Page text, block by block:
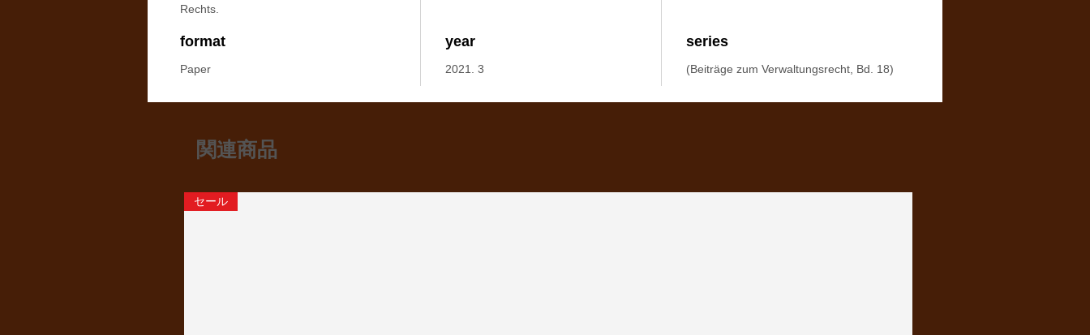
Rechts.
format
Paper
year
2021. 3
series
(Beiträge zum Verwaltungsrecht, Bd. 18)
関連商品
セール